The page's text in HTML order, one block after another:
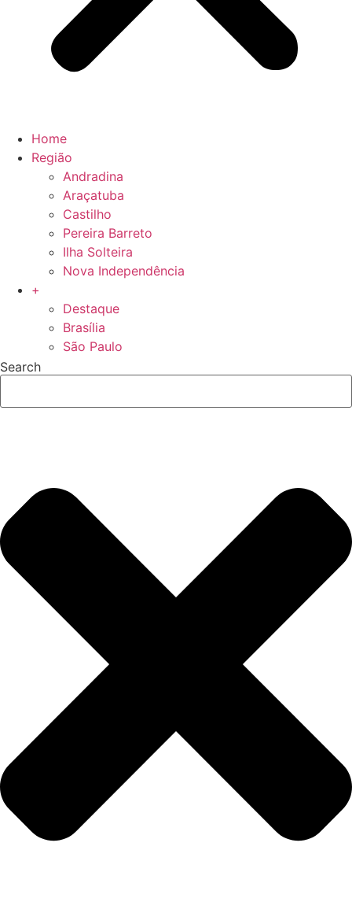
Home
Região
Andradina
Araçatuba
Castilho
Pereira Barreto
Ilha Solteira
Nova Independência
+
Destaque
Brasília
São Paulo
Search